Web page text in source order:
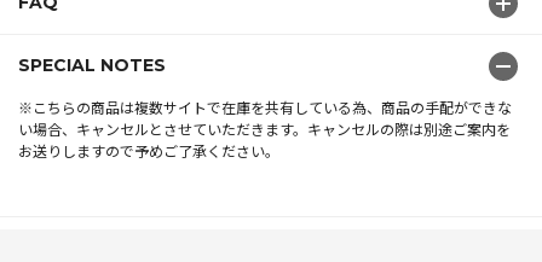
SPECIAL NOTES
※こちらの商品は複数サイトで在庫を共有している為、商品の手配ができな
い場合、キャンセルとさせていただきます。キャンセルの際は別途ご案内を
お送りしますので予めご了承ください。